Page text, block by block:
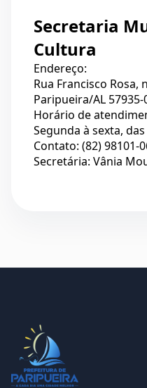
Secretaria
Cultura
Endereço:
Rua Francisco Rosa,
Paripueira/AL 57935-
Horário de
Segunda à sexta,
Contato: (82) 98101-
Secretária: Vânia